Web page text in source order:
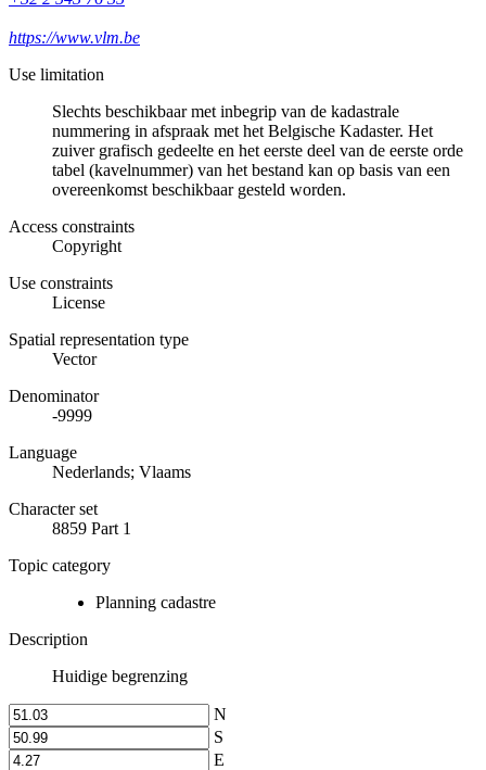
https://www.vlm.be
Use limitation
Slechts beschikbaar met inbegrip van de kadastrale
nummering in afspraak met het Belgische Kadaster. Het
zuiver grafisch gedeelte en het eerste deel van de eerste orde
tabel (kavelnummer) van het bestand kan op basis van een
overeenkomst beschikbaar gesteld worden.
Access constraints
Copyright
Use constraints
License
Spatial representation type
Vector
Denominator
-9999
Language
Nederlands; Vlaams
Character set
8859 Part 1
Topic category
Planning cadastre
Description
Huidige begrenzing
N
S
E